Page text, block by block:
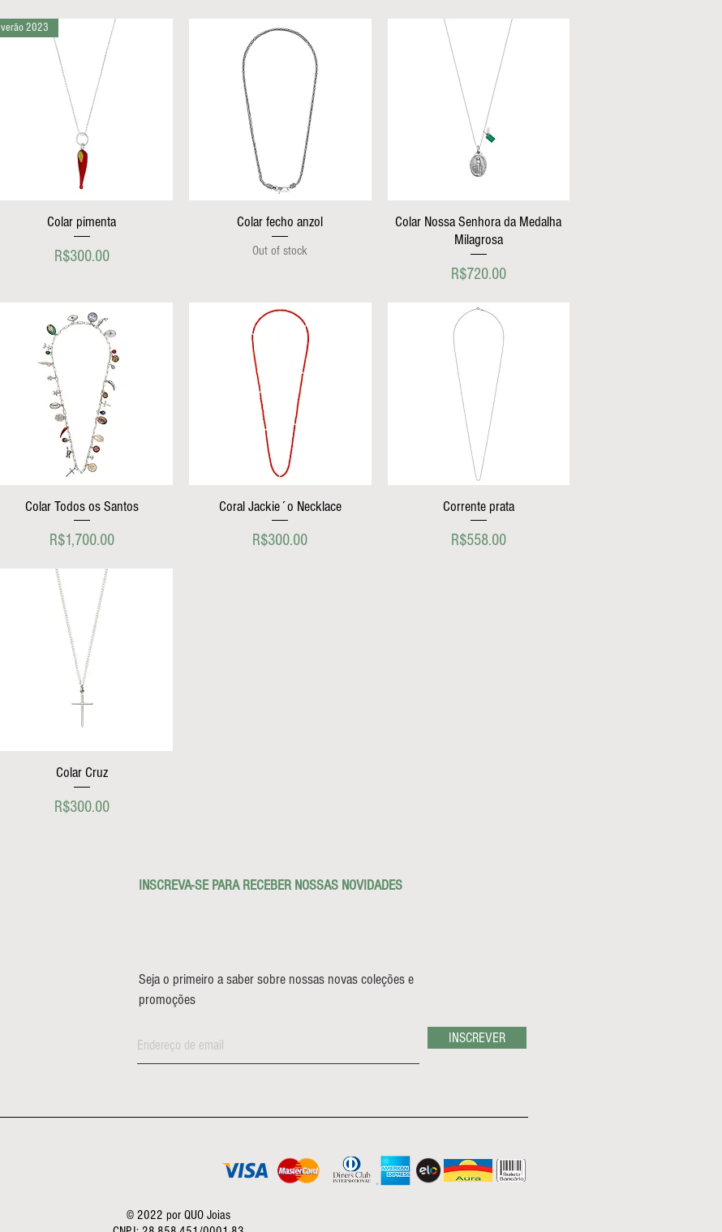
verão 2023
Colar pimenta
Price
R$300.00
Colar fecho anzol
Out of stock
Colar Nossa Senhora da Medalha
Milagrosa
Price
R$720.00
Colar Todos os Santos
Price
R$1,700.00
Coral Jackie´o Necklace
Price
R$300.00
Corrente prata
Price
R$558.00
Colar Cruz
Price
R$300.00
INSCREVA-SE PARA RECEBER NOSSAS NOVIDADES
Seja o primeiro a saber sobre nossas novas coleções e
promoções
INSCREVER
© 2022 por QUO Joias